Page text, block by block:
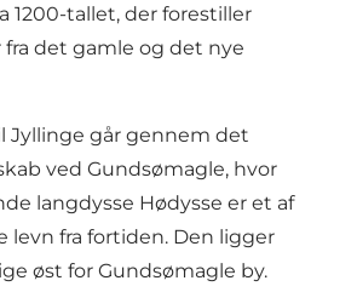
1200-tallet, der forestiller
det gamle og det nye
Jyllinge går gennem det
ved Gundsømagle, hvor
langdysse Hødysse er et af
levn fra fortiden. Den ligger
øst for Gundsømagle by.